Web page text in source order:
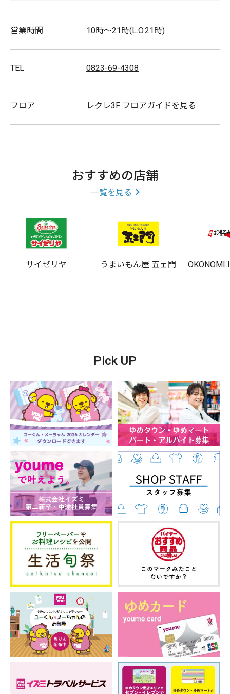
営業時間 10時～21時(L.O.21時)
TEL 0823-69-4308
フロア レクレ3F フロアガイドを見る
おすすめの店舗
一覧を見る
サイゼリヤ うまいもん屋 五ェ門 OKONOMI
Pick UP